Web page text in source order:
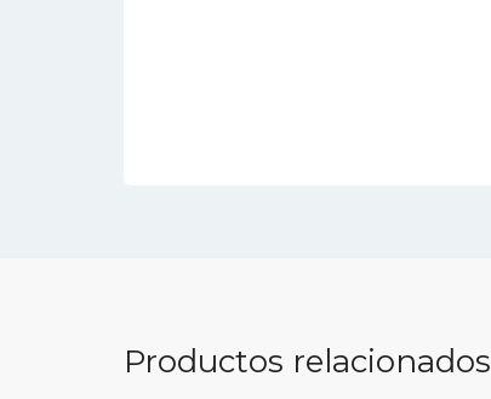
Productos relacionados